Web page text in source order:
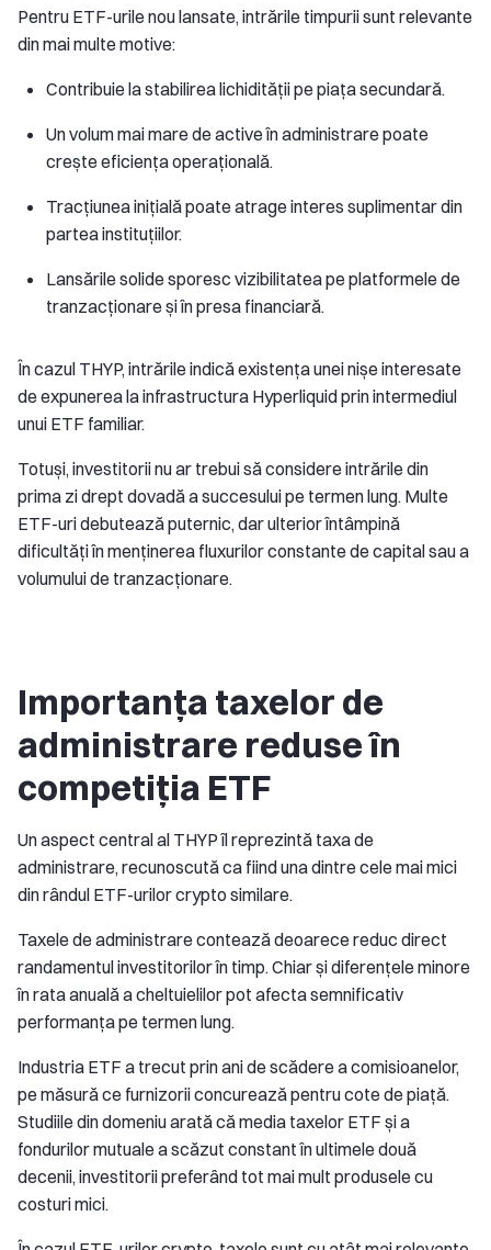
Pentru ETF-urile nou lansate, intrările timpurii sunt relevante
din mai multe motive:
Contribuie la stabilirea lichidității pe piața secundară.
Un volum mai mare de active în administrare poate
crește eficiența operațională.
Tracțiunea inițială poate atrage interes suplimentar din
partea instituțiilor.
Lansările solide sporesc vizibilitatea pe platformele de
tranzacționare și în presa financiară.
În cazul THYP, intrările indică existența unei nișe interesate
de expunerea la infrastructura Hyperliquid prin intermediul
unui ETF familiar.
Totuși, investitorii nu ar trebui să considere intrările din
prima zi drept dovadă a succesului pe termen lung. Multe
ETF-uri debutează puternic, dar ulterior întâmpină
dificultăți în menținerea fluxurilor constante de capital sau a
volumului de tranzacționare.
Importanța taxelor de
administrare reduse în
competiția ETF
Un aspect central al THYP îl reprezintă taxa de
administrare, recunoscută ca fiind una dintre cele mai mici
din rândul ETF-urilor crypto similare.
Taxele de administrare contează deoarece reduc direct
randamentul investitorilor în timp. Chiar și diferențele minore
în rata anuală a cheltuielilor pot afecta semnificativ
performanța pe termen lung.
Industria ETF a trecut prin ani de scădere a comisioanelor,
pe măsură ce furnizorii concurează pentru cote de piață.
Studiile din domeniu arată că media taxelor ETF și a
fondurilor mutuale a scăzut constant în ultimele două
decenii, investitorii preferând tot mai mult produsele cu
costuri mici.